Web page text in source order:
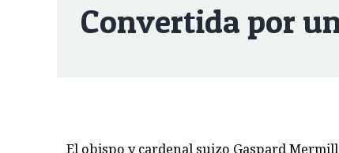
Convertida por
El obispo y cardenal suizo Gaspard